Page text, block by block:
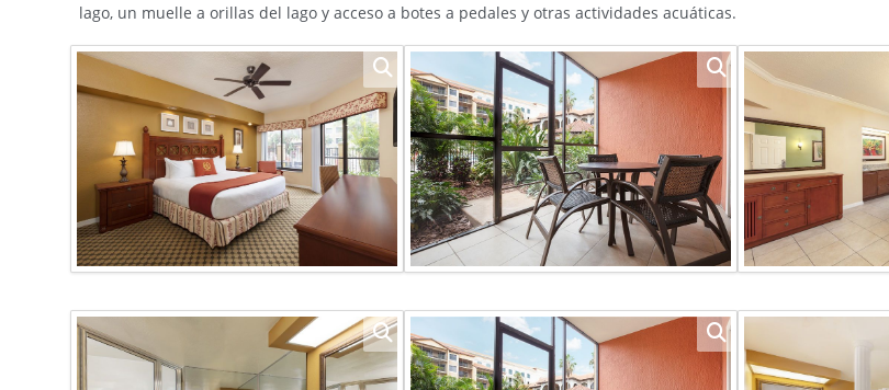
lago, un muelle a orillas del lago y acceso a botes a pedales y otras actividades acuáticas.